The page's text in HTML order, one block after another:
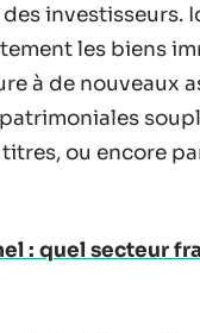
investisseurs.
les biens
à de nouveaux
ou encore
: quel secteur